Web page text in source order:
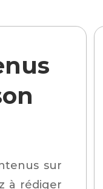
sur
à rédiger